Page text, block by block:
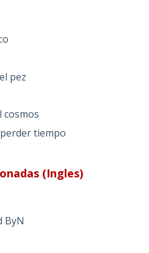
pez
cosmos
tiempo
(Ingles)
ByN